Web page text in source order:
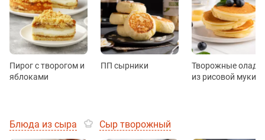
Пирог с творогом и
яблоками
ПП сырники
Творожные
из рисовой муки
Блюда из сыра Сыр творожный